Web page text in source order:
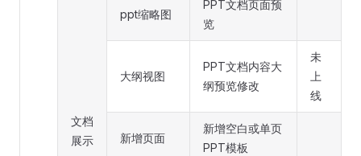
文档
展示
ppt缩略图
PPT文档页面预
览
大纲视图
PPT文档内容大
纲预览修改
未
上
线
新增页面
新增空白或单页
PPT模板